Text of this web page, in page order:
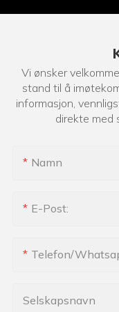
Vi ønsker
stand til å
informasjon,
direkte med
Namn
E-Post:
Telefon/
Selskapsnavn